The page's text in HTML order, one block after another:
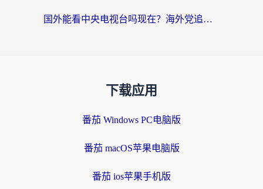
国外能看中央电视台吗现在？海外党追剧看央视的实用指南
下载应用
番茄 Windows PC电脑版
番茄 macOS苹果电脑版
番茄 ios苹果手机版